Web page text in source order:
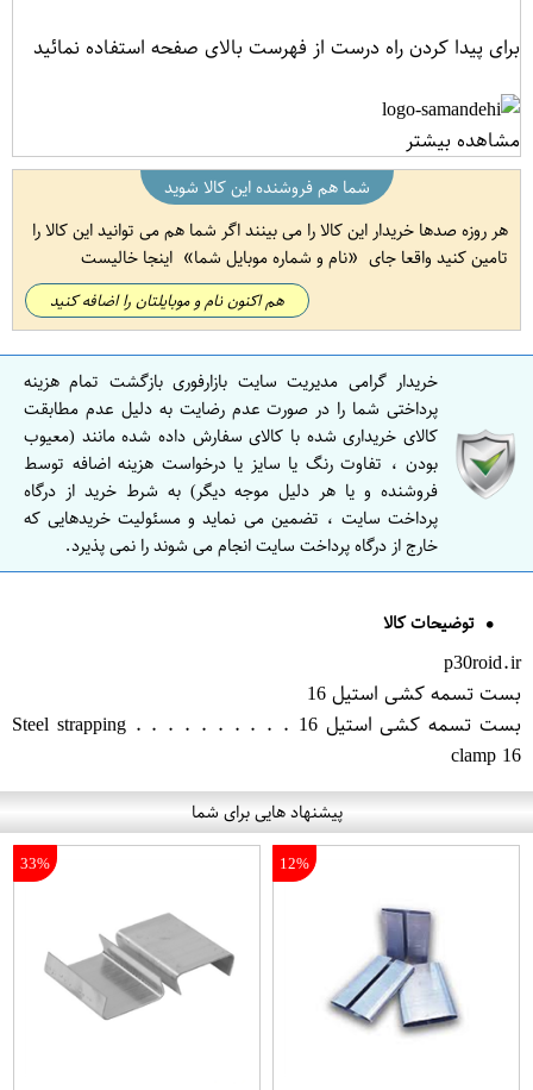
برای پیدا کردن راه درست از فهرست بالای صفحه استفاده نمائید
مشاهده بیشتر
شما هم فروشنده این کالا شوید
هر روزه صدها خریدار این کالا را می بینند اگر شما هم می توانید این کالا را
تامین کنید واقعا جای
نام و شماره موبایل شما اینجا خالیست
هم اکنون نام و موبایلتان را اضافه کنید
خریدار گرامی مدیریت سایت بازارفوری بازگشت تمام هزینه
پرداختی شما را در صورت عدم رضایت به دلیل عدم مطابقت
کالای خریداری شده با کالای سفارش داده شده مانند (معیوب
بودن ، تفاوت رنگ یا سایز یا درخواست هزینه اضافه توسط
فروشنده و یا هر دلیل موجه دیگر) به شرط خرید از درگاه
پرداخت سایت ، تضمین می نماید و مسئولیت خریدهایی که
خارج از درگاه پرداخت سایت انجام می شوند را نمی پذیرد.
توضیحات کالا
p30roid.ir
بست تسمه کشی استیل 16
بست تسمه کشی استیل 16 . . . . . . . . . . Steel strapping
clamp 16
پیشنهاد هایی برای شما
12%
33%